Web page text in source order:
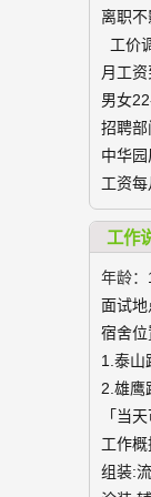
离职
工价
月工
男女
招聘部
中华园
工资
工作
年龄：
面试地
宿舍位
1.泰山
2.雄鹰
「当
工作概
组装: